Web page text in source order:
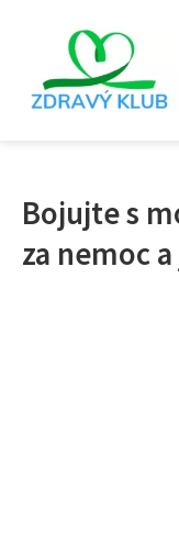
Bojujte s
za nemoc